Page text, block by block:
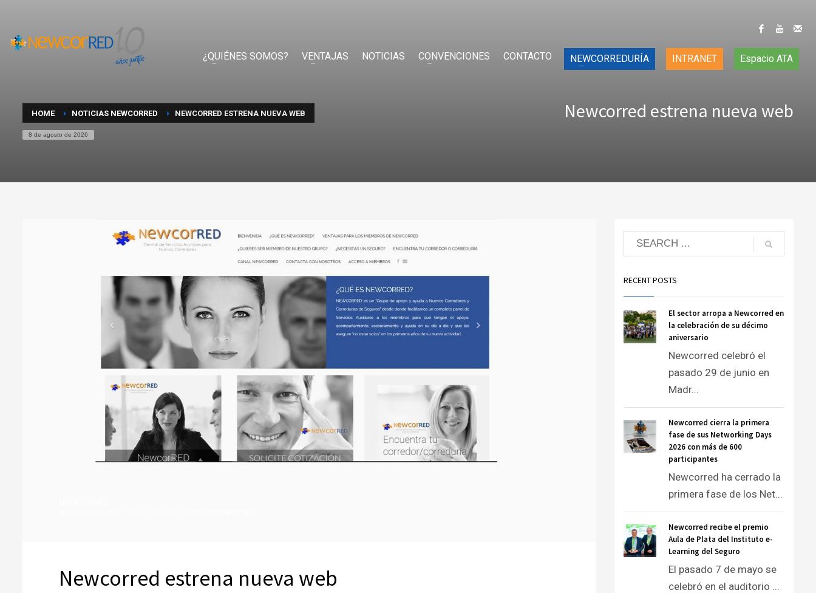
¿QUIÉNES SOMOS? VENTAJAS NOTICIAS CONVENCIONES CONTACTO NEWCORREDURÍA INTRANET Espacio ATA
HOME NOTICIAS NEWCORRED NEWCORRED ESTRENA NUEVA WEB
8 de agosto de 2026
Newcorred estrena nueva web
Newcorred estrena nueva web
RECENT POSTS
El sector arropa a Newcorred en
la celebración de su décimo
aniversario
Newcorred celebró el
pasado 29 de junio en
Madr...
Newcorred cierra la primera
fase de sus Networking Days
2026 con más de 600
participantes
Newcorred ha cerrado la
primera fase de los Net...
Newcorred recibe el premio
Aula de Plata del Instituto e-
Learning del Seguro
El pasado 7 de mayo se
celebró en el auditorio ...